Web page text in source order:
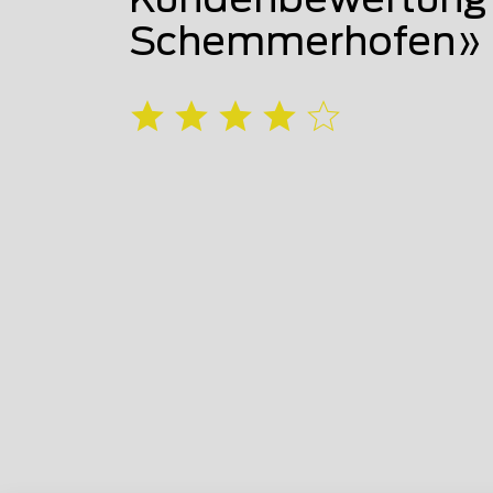
Schemmerhofen»